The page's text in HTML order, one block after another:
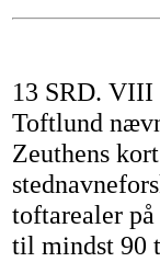
13 SRD. VIII
Toftlund
Zeuthens
toftarealer
til mindst 90